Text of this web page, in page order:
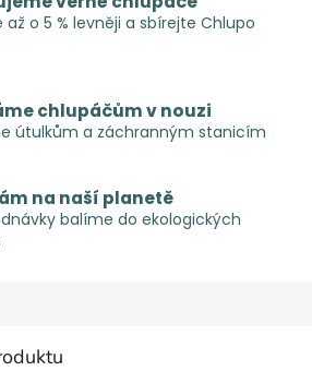
až o 5 % levněji a sbírejte Chlupo
chlupáčům v nouzi
útulkům a záchranným stanicím
na naší planetě
balíme do ekologických